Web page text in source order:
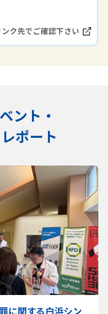
ント・
ポート
に関する白浜シン